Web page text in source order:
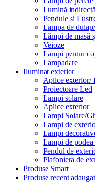
Lumină indirectă
Pendule si
Lampa de
Lămpi de masă
Veioze
Lampi pentru
Lampadare
Iluminat exterior
Aplice exterior/
Proiectoare Led
Lampi solare
Aplice exterior
Lampi Solare/
Lampi de
Lămpi
Lampi de
Pendul de
Plafoniera de
Produse Smart
Produse recent